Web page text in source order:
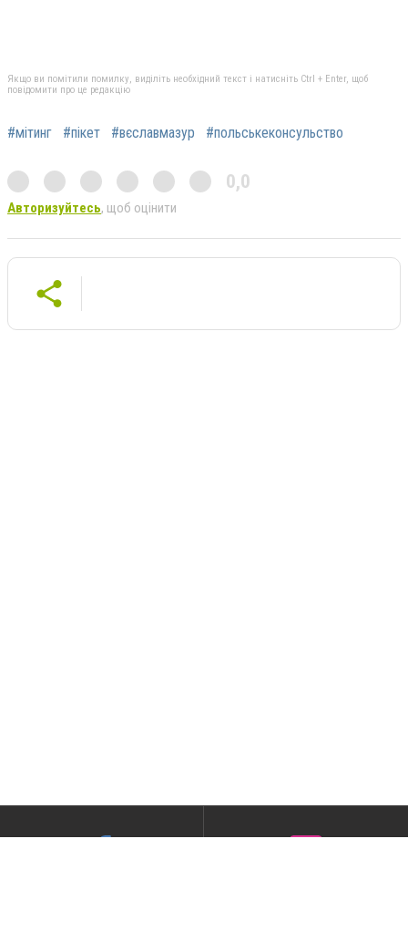
Якщо ви помітили помилку, виділіть необхідний текст і натисніть Ctrl + Enter, щоб
повідомити про це редакцію
#мітинг #пікет #вєславмазур #польськеконсульство
0,0
Авторизуйтесь, щоб оцінити